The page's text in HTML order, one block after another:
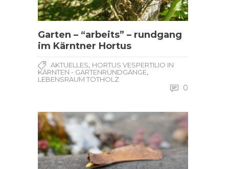
Garten – “arbeits” – rundgang
im Kärntner Hortus
AKTUELLES, HORTUS VESPERTILIO IN
KÄRNTEN - GARTENRUNDGÄNGE,
LEBENSRAUM TOTHOLZ
0